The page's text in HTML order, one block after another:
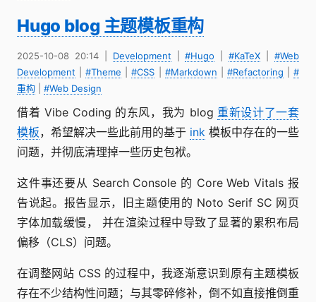
Hugo blog 主题模板重构
2025-10-08 20:14| Development |#Hugo |#KaTeX |#Web
Development |#Theme |#CSS #Markdown #Refactoring |#
重构
#Web Design
借着 Vibe Coding 的东风，我为 blog 重新设计了一套
模板，希望解决一些此前用的基于 ink 模板中存在的一些
问题，并彻底清理掉一些历史包袱。
这件事还要从 Search Console 的 Core Web Vitals 报
告说起。报告显示，旧主题使用的 Noto Serif SC 网页
字体加载缓慢， 并在渲染过程中导致了显著的累积布局
偏移（CLS）问题。
在调整网站 CSS 的过程中，我逐渐意识到原有主题模板
存在不少结构性问题；与其零碎修补，倒不如直接推倒重